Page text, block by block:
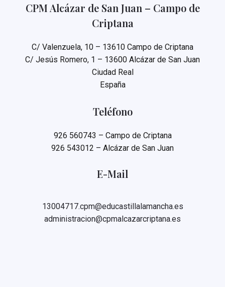
CPM Alcázar de San Juan – Campo de
Criptana
C/ Valenzuela, 10 – 13610 Campo de Criptana
C/ Jesús Romero, 1 – 13600 Alcázar de San Juan
Ciudad Real
España
Teléfono
926 560743 – Campo de Criptana
926 543012 – Alcázar de San Juan
E-Mail
13004717.cpm@educastillalamancha.es
administracion@cpmalcazarcriptana.es